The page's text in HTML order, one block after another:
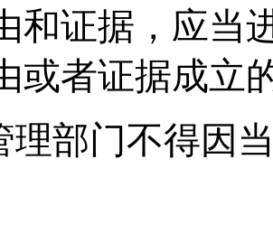
和证据，应当
或者证据成立
理部门不得因